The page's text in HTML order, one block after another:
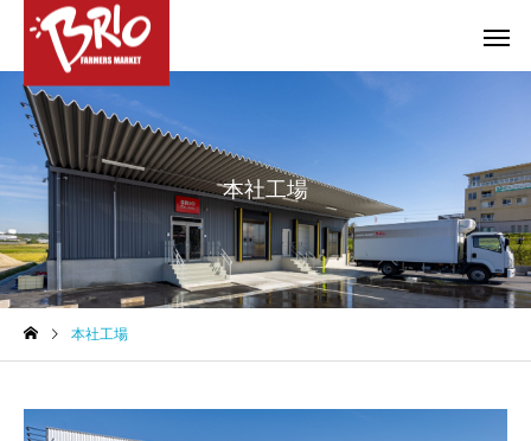
お得情報 やろうぜ！BBQ
COMPANY
特選ギフトのご案内
COMPANY
大府店・東海店 営業
本社工場
本社工場